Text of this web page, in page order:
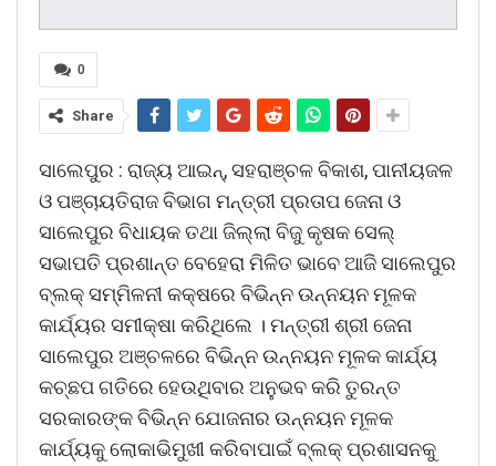
0
Share
ସାଲେପୁର : ରାଜ୍ୟ ଆଇନ୍, ସହରାଞ୍ଚଳ ବିକାଶ, ପାନୀୟଜଳ
ଓ ପଞ୍ଚାୟତିରାଜ ବିଭାଗ ମନ୍ତ୍ରୀ ପ୍ରତାପ ଜେନା ଓ
ସାଲେପୁର ବିଧାୟକ ତଥା ଜିଲ୍ଲା ବିଜୁ କୃଷକ ସେଲ୍
ସଭାପତି ପ୍ରଶାନ୍ତ ବେହେରା ମିଳିତ ଭାବେ ଆଜି ସାଲେପୁର
ବ୍ଲକ୍ ସମ୍ମିଳନୀ କକ୍ଷରେ ବିଭିନ୍ନ ଉନ୍ନୟନ ମୂଳକ
କାର୍ଯ୍ୟର ସମୀକ୍ଷା କରିଥିଲେ । ମନ୍ତ୍ରୀ ଶ୍ରୀ ଜେନା
ସାଲେପୁର ଅଞ୍ଚଳରେ ବିଭିନ୍ନ ଉନ୍ନୟନ ମୂଳକ କାର୍ଯ୍ୟ
କଚ୍ଛପ ଗତିରେ ହେଉଥିବାର ଅନୁଭବ କରି ତୁରନ୍ତ
ସରକାରଙ୍କ ବିଭିନ୍ନ ଯୋଜନାର ଉନ୍ନୟନ ମୂଳକ
କାର୍ଯ୍ୟକୁ ଲୋକାଭିମୁଖୀ କରିବାପାଇଁ ବ୍ଲକ୍ ପ୍ରଶାସନକୁ